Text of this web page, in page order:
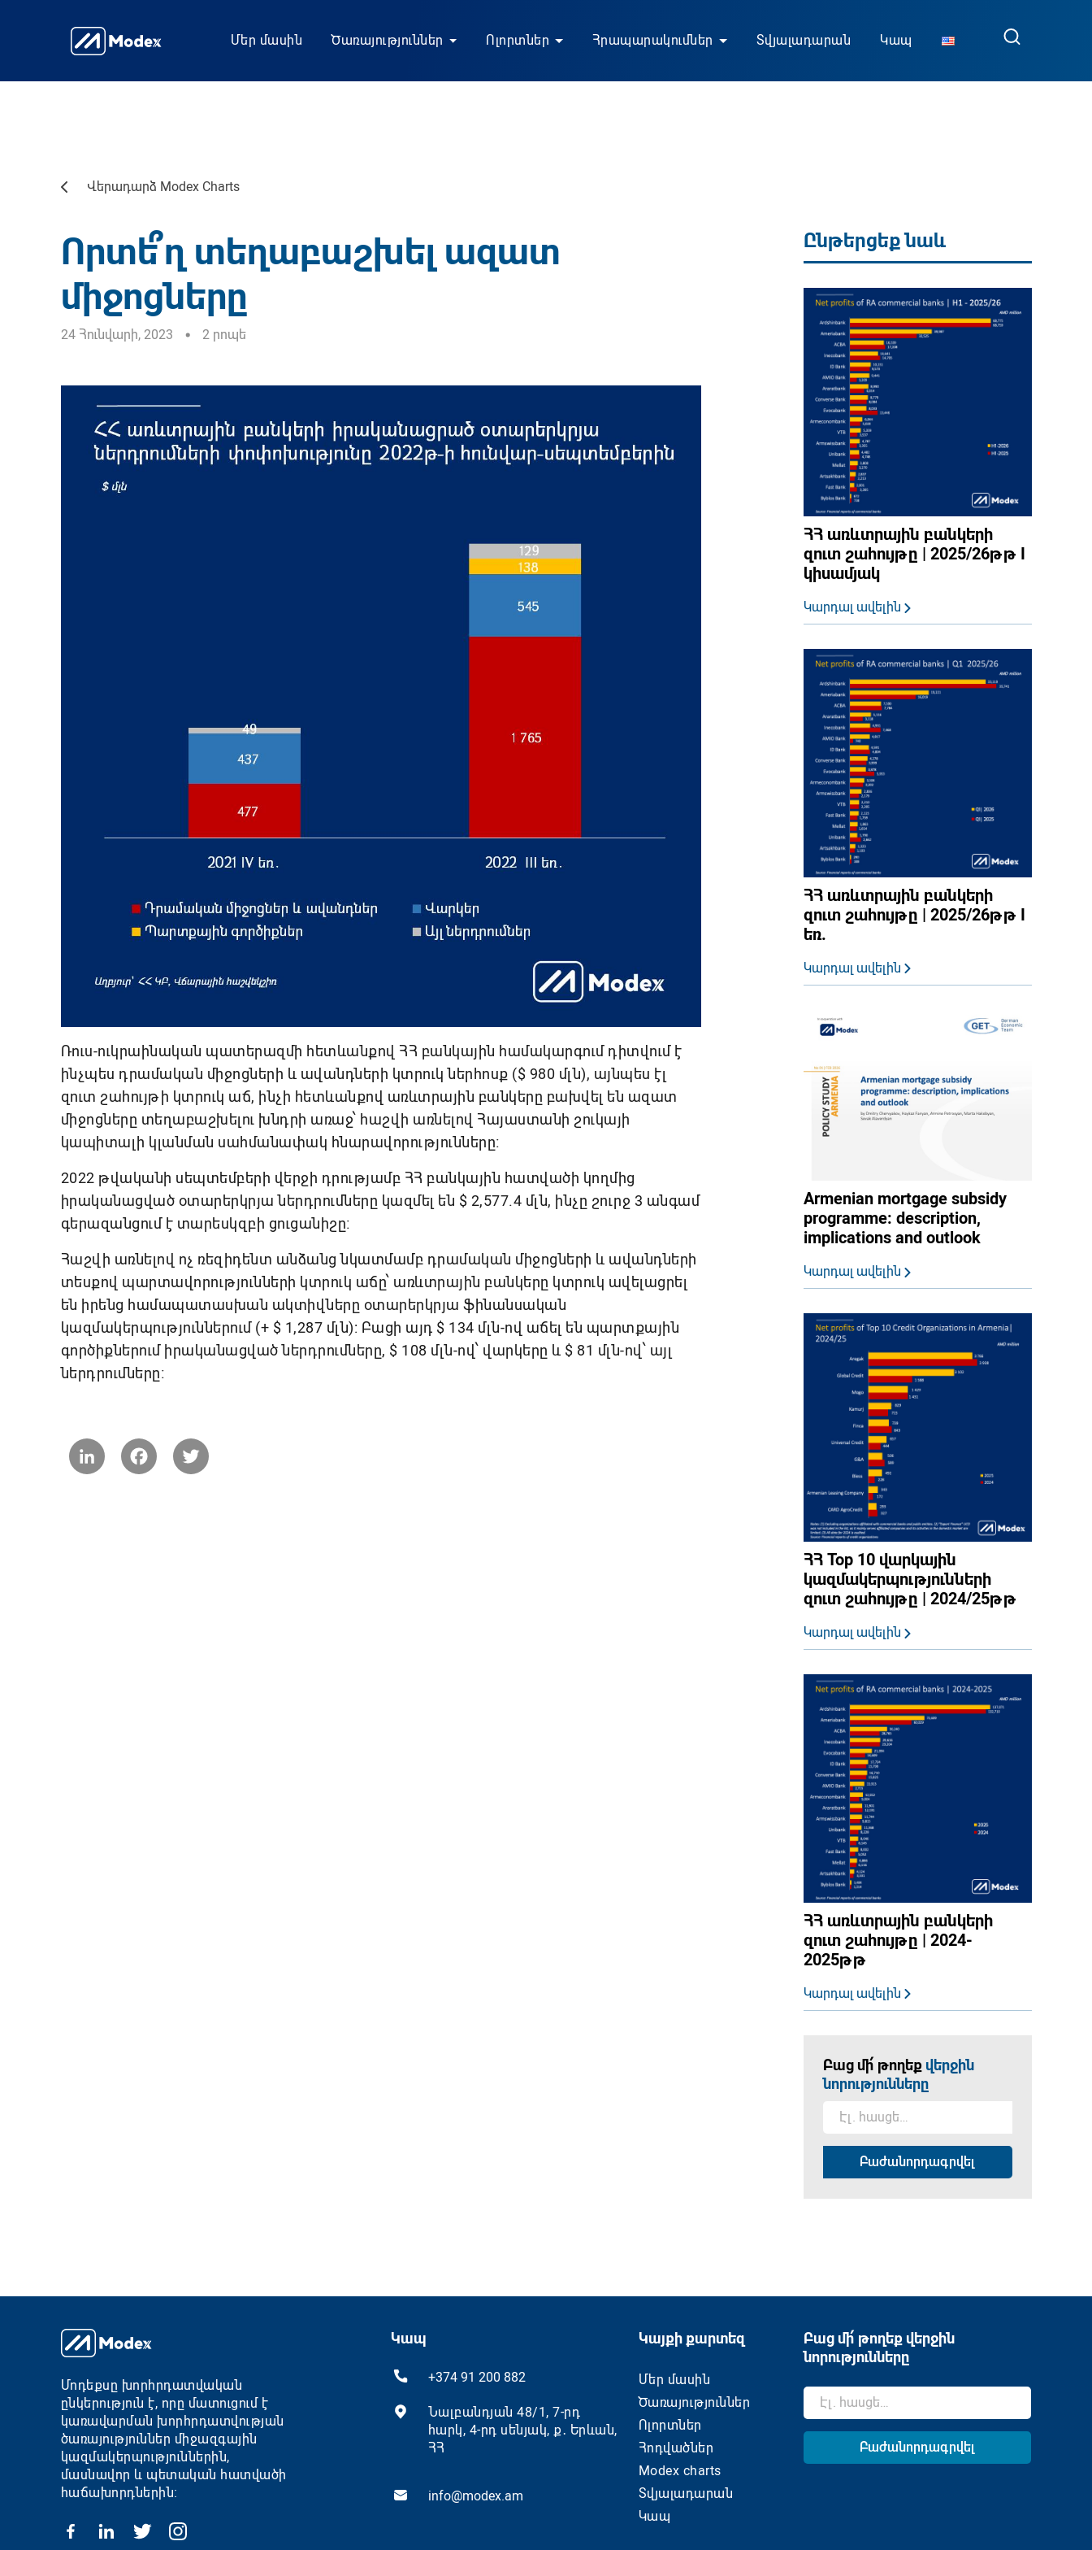
Մեր մասին Ծառայություններ Ոլորտներ Հրապարակումներ Տվյալադարան Կապ
Վերադարձ Modex Charts
Որտե՞ղ տեղաբաշխել ազատ
միջոցները
24 Հունվարի, 2023 2 րոպե
Ռուս-ուկրաինական պատերազմի հետևանքով ՀՀ բանկային համակարգում դիտվում է
ինչպես դրամական միջոցների և ավանդների կտրուկ ներհոսք ($ 980 մլն), այնպես էլ
զուտ շահույթի կտրուկ աճ, ինչի հետևանքով առևտրային բանկերը բախվել են ազատ
միջոցները տեղաբաշխելու խնդրի առաջ՝ հաշվի առնելով Հայաստանի շուկայի
կապիտալի կլանման սահմանափակ հնարավորությունները։
2022 թվականի սեպտեմբերի վերջի դրությամբ ՀՀ բանկային հատվածի կողմից
իրականացված օտարերկրյա ներդրումները կազմել են $ 2,577.4 մլն, ինչը շուրջ 3 անգամ
գերազանցում է տարեսկզբի ցուցանիշը։
Հաշվի առնելով ոչ ռեզիդենտ անձանց նկատմամբ դրամական միջոցների և ավանդների
տեսքով պարտավորությունների կտրուկ աճը՝ առևտրային բանկերը կտրուկ ավելացրել
են իրենց համապատասխան ակտիվները օտարերկրյա ֆինանսական
կազմակերպություններում (+ $ 1,287 մլն): Բացի այդ $ 134 մլն-ով աճել են պարտքային
գործիքներում իրականացված ներդրումները, $ 108 մլն-ով՝ վարկերը և $ 81 մլն-ով՝ այլ
ներդրումները։
LinkedIn Facebook
Ընթերցեք նաև
ՀՀ առևտրային բանկերի
զուտ շահույթը | 2025/26թթ I
կիսամյակ
Կարդալ ավելին
ՀՀ առևտրային բանկերի
զուտ շահույթը | 2025/26թթ I
եռ.
Կարդալ ավելին
Armenian mortgage subsidy
programme: description,
implications and outlook
Կարդալ ավելին
ՀՀ Top 10 վարկային
կազմակերպությունների
զուտ շահույթը | 2024/25թթ
Կարդալ ավելին
ՀՀ առևտրային բանկերի
զուտ շահույթը | 2024-
2025թթ
Կարդալ ավելին
Բաց մի՛ թողեք վերջին
նորությունները
Մոդեքսը խորհրդատվական
ընկերություն է, որը մատուցում է
կառավարման խորհրդատվության
ծառայություններ միջազգային
կազմակերպություններին,
մասնավոր և պետական հատվածի
հաճախորդներին։
Կապ
+374 91 200 882
Նալբանդյան 48/1, 7-րդ
հարկ, 4-րդ սենյակ, ք․ Երևան,
ՀՀ
info@modex.am
Կայքի քարտեզ
Մեր մասին
Ծառայություններ
Ոլորտներ
Հոդվածներ
Modex charts
Տվյալադարան
Կապ
Բաց մի՛ թողեք վերջին
նորությունները